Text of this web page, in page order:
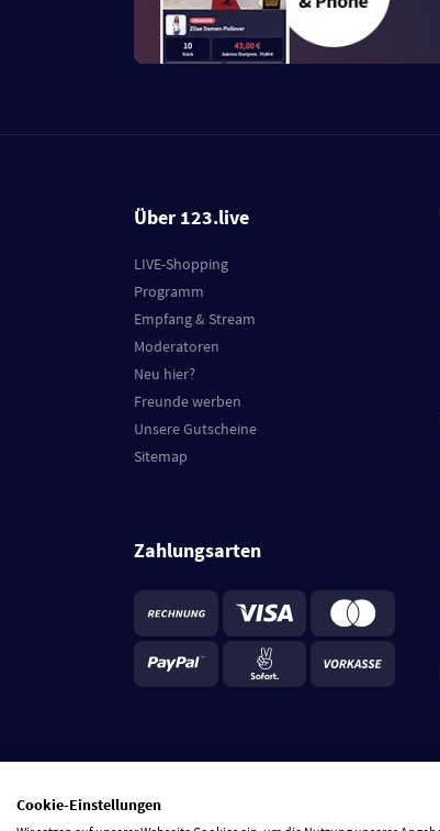
Über 123.live
LIVE-Shopping
Programm
Empfang & Stream
Moderatoren
Neu hier?
Freunde werben
Unsere Gutscheine
Sitemap
Zahlungsarten
Cookie-Einstellungen